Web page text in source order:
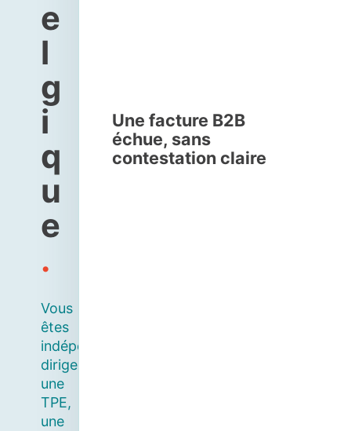
e
l
g
i
q
u
e
.
Vous
êtes
indépendant,
dirigez
une
TPE,
une
Une facture B2B
échue, sans
contestation claire